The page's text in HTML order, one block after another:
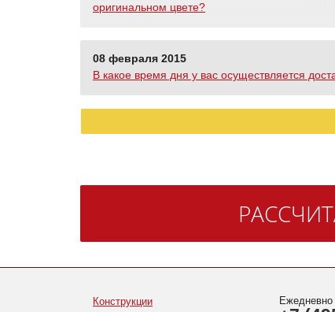
оригинальном цвете?
08 февраля 2015
В какое время дня у вас осуществляется
Конструкции